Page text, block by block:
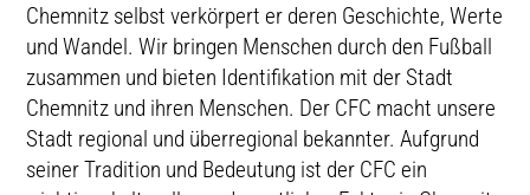
Chemnitz selbst verkörpert er deren Geschichte, Werte
und Wandel. Wir bringen Menschen durch den Fußball
zusammen und bieten Identifikation mit der Stadt
Chemnitz und ihren Menschen. Der CFC macht unsere
Stadt regional und überregional bekannter. Aufgrund
seiner Tradition und Bedeutung ist der CFC ein